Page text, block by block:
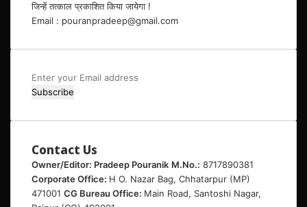
जिन्हें तत्काल प्रकाशित किया जायेगा !
Email : pouranpradeep@gmail.com
Enter
your
address
Contact Us
Owner/Editor: Pradeep Pouranik M.No.: 8717890381
Corporate Office: H O. Nazar Bag, Chhatarpur (MP)
471001 CG Bureau Office: Main Road, Santoshi Nagar,